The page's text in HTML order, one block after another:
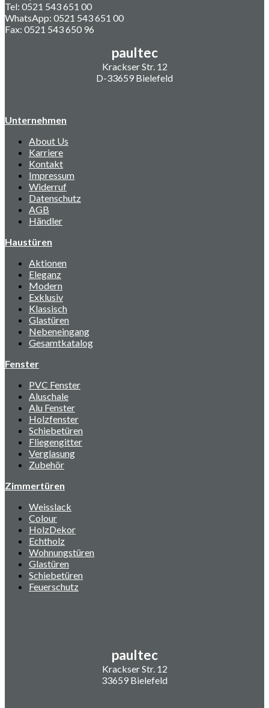
Tel: 0521 543 651 00
WhatsApp: 0521 543 651 00
Fax: 0521 543 650 96
paultec
Krackser Str. 12
D-33659 Bielefeld
Unternehmen
About Us
Karriere
Kontakt
Impressum
Widerruf
Datenschutz
AGB
Händler
Haustüren
Aktionen
Eleganz
Modern
Exklusiv
Klassisch
Glastüren
Nebeneingang
Gesamtkatalog
Fenster
PVC Fenster
Aluschale
Alu Fenster
Holzfenster
Schiebetüren
Fliegengitter
Verglasung
Zubehör
Zimmertüren
Weisslack
Colour
HolzDekor
Echtholz
Wohnungstüren
Glastüren
Schiebetüren
Feuerschutz
paultec
Krackser Str. 12
33659 Bielefeld